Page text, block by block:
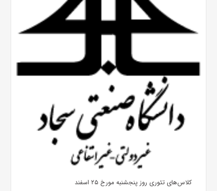
کلاس‌های تئوری روز پنجشنبه مورخ ۲۵ اسفند